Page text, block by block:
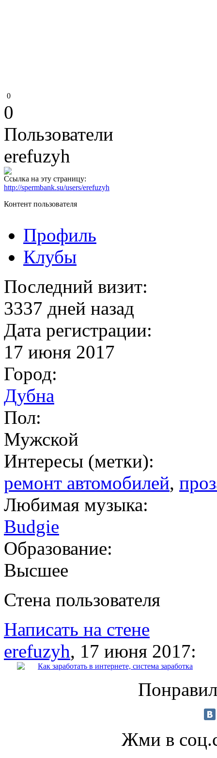
0
0
Пользователи
erefuzyh
Ссылка на эту страницу:
http://spermbank.su/users/erefuzyh
Контент пользователя
Профиль
Клубы
Последний визит:
3337 дней назад
Дата регистрации:
17 июня 2017
Город:
Дубна
Пол:
Мужской
Интересы (метки):
ремонт автомобилей,
Любимая музыка:
Budgie
Образование:
Высшее
Стена пользователя
Написать на стене
erefuzyh, 17 июня 2017:
Как заработать в интернете, система заработка
Жми в